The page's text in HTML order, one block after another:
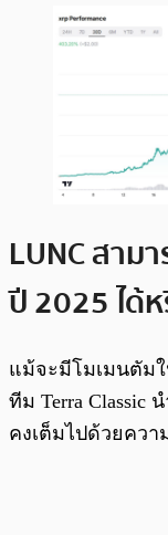
LUNC สาม
ปี 2025 ได้
แม้จะมีโมเมนตัม
ทีม Terra Classic
คงเต็มไปด้วยควา